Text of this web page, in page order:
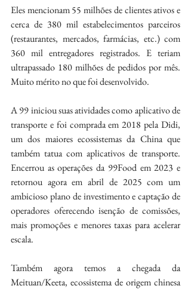
Eles mencionam 55 milhões de clientes ativos e
cerca de 380 mil estabelecimentos parceiros
(restaurantes, mercados, farmácias, etc.) com
360 mil entregadores registrados. E teriam
ultrapassado 180 milhões de pedidos por mês.
Muito mérito no que foi desenvolvido.
A 99 iniciou suas atividades como aplicativo de
transporte e foi comprada em 2018 pela Didi,
um dos maiores ecossistemas da China que
também tatua com aplicativos de transporte.
Encerrou as operações da 99Food em 2023 e
retornou agora em abril de 2025 com um
ambicioso plano de investimento e captação de
operadores oferecendo isenção de comissões,
mais promoções e menores taxas para acelerar
escala.
Também agora temos a chegada da
Meituan/Keeta, ecossistema de origem chinesa